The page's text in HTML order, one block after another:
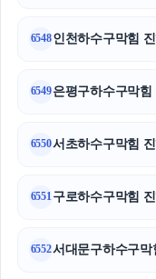
6548인천하수구막힘
6549은평구하수구막힘
6550서초하수구막힘
6551구로하수구막힘
6552서대문구하수구막